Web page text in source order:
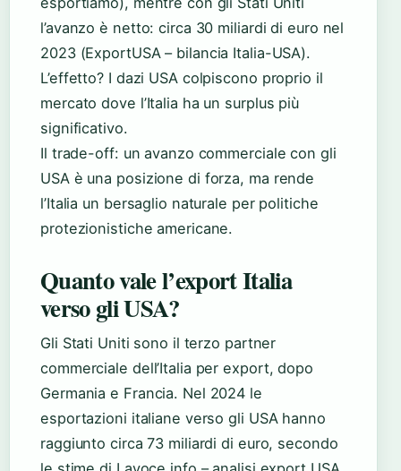
l’avanzo è netto: circa 30 miliardi di euro nel
2023 (ExportUSA – bilancia Italia-USA).
L’effetto? I dazi USA colpiscono proprio il
mercato dove l’Italia ha un surplus più
significativo.
Il trade-off: un avanzo commerciale con gli
USA è una posizione di forza, ma rende
l’Italia un bersaglio naturale per politiche
protezionistiche americane.
Quanto vale l’export Italia
verso gli USA?
Gli Stati Uniti sono il terzo partner
commerciale dell’Italia per export, dopo
Germania e Francia. Nel 2024 le
esportazioni italiane verso gli USA hanno
raggiunto circa 73 miliardi di euro, secondo